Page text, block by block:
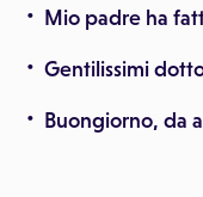
Mio padre ha
Gentilissimi
Buongiorno, da